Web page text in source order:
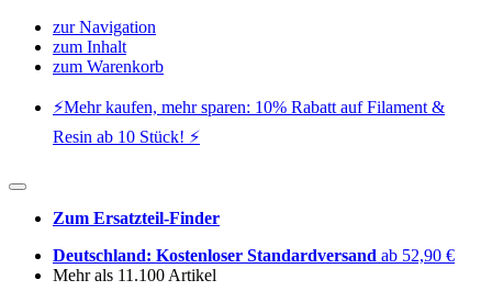
zur Navigation
zum Inhalt
zum Warenkorb
⚡️Mehr kaufen, mehr sparen: 10% Rabatt auf Filament &
Resin ab 10 Stück! ⚡️
Zum Ersatzteil-Finder
Deutschland: Kostenloser Standardversand ab 52,90 €
Mehr als 11.100 Artikel